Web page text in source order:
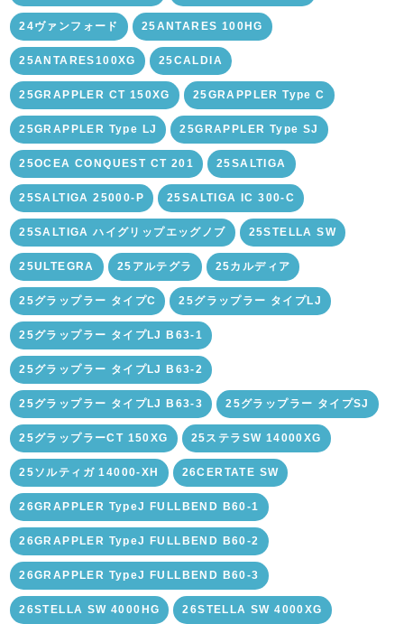
24ヴァンフォード 25ANTARES 100HG
25ANTARES100XG 25CALDIA
25GRAPPLER CT 150XG 25GRAPPLER Type C
25GRAPPLER Type LJ 25GRAPPLER Type SJ
25OCEA CONQUEST CT 201 25SALTIGA
25SALTIGA 25000-P 25SALTIGA IC 300-C
25SALTIGA ハイグリップエッグノブ 25STELLA SW
25ULTEGRA 25アルテグラ 25カルディア
25グラップラー タイプC 25グラップラー タイプLJ
25グラップラー タイプLJ B63-1
25グラップラー タイプLJ B63-2
25グラップラー タイプLJ B63-3 25グラップラー タイプSJ
25グラップラーCT 150XG 25ステラSW 14000XG
25ソルティガ 14000-XH 26CERTATE SW
26GRAPPLER TypeJ FULLBEND B60-1
26GRAPPLER TypeJ FULLBEND B60-2
26GRAPPLER TypeJ FULLBEND B60-3
26STELLA SW 4000HG 26STELLA SW 4000XG